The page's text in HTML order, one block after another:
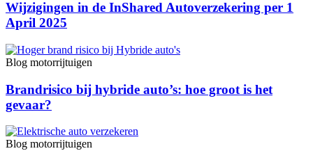
Wijzigingen in de InShared Autoverzekering per 1
April 2025
Blog motorrijtuigen
Brandrisico bij hybride auto’s: hoe groot is het
gevaar?
Blog motorrijtuigen